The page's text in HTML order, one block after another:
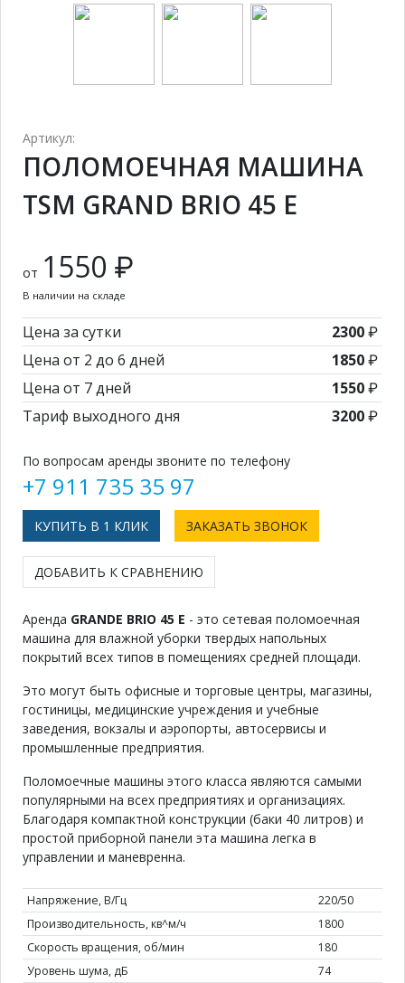
Артикул:
ПОЛОМОЕЧНАЯ МАШИНА
TSM GRAND BRIO 45 E
от 1550 ₽
В наличии на складе
Цена за сутки 2300₽
Цена от 2 до 6 дней
1850₽
Цена от 7 дней
1550₽
Тариф выходного дня
3200₽
По вопросам аренды звоните по телефону
+7 911 735 35 97
КУПИТЬ В 1 КЛИК ЗАКАЗАТЬ ЗВОНОК
ДОБАВИТЬ К СРАВНЕНИЮ
Аренда GRANDE BRIO 45 E - это сетевая поломоечная
машина для влажной уборки твердых напольных
покрытий всех типов в помещениях средней площади.
Это могут быть офисные и торговые центры, магазины,
гостиницы, медицинские учреждения и учебные
заведения, вокзалы и аэропорты, автосервисы и
промышленные предприятия.
Поломоечные машины этого класса являются самыми
популярными на всех предприятиях и организациях.
Благодаря компактной конструкции (баки 40 литров) и
простой приборной панели эта машина легка в
управлении и маневренна.
Напряжение, В/Гц
220/50
Производительность, кв^м/ч
1800
Скорость вращения, об/мин
180
Уровень шума, дБ
74